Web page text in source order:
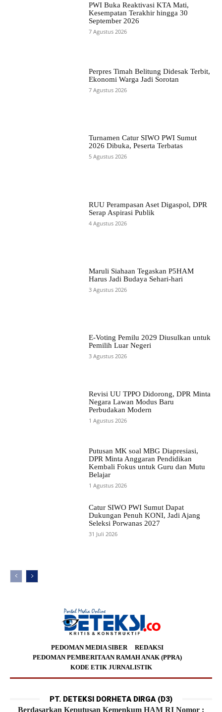
PWI Buka Reaktivasi KTA Mati,
Kesempatan Terakhir hingga 30
September 2026
7 Agustus 2026
Perpres Timah Belitung Didesak Terbit,
Ekonomi Warga Jadi Sorotan
7 Agustus 2026
Turnamen Catur SIWO PWI Sumut
2026 Dibuka, Peserta Terbatas
5 Agustus 2026
RUU Perampasan Aset Digaspol, DPR
Serap Aspirasi Publik
4 Agustus 2026
Maruli Siahaan Tegaskan P5HAM
Harus Jadi Budaya Sehari-hari
3 Agustus 2026
E-Voting Pemilu 2029 Diusulkan untuk
Pemilih Luar Negeri
3 Agustus 2026
Revisi UU TPPO Didorong, DPR Minta
Negara Lawan Modus Baru
Perbudakan Modern
1 Agustus 2026
Putusan MK soal MBG Diapresiasi,
DPR Minta Anggaran Pendidikan
Kembali Fokus untuk Guru dan Mutu
Belajar
1 Agustus 2026
Catur SIWO PWI Sumut Dapat
Dukungan Penuh KONI, Jadi Ajang
Seleksi Porwanas 2027
31 Juli 2026
PEDOMAN MEDIA SIBER
REDAKSI
PEDOMAN PEMBERITAAN RAMAH ANAK (PPRA)
KODE ETIK JURNALISTIK
PT. DETEKSI DORHETA DIRGA (D3)
Berdasarkan Keputusan Kemenkum HAM RI Nomor :